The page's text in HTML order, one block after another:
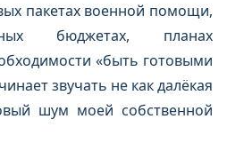
пакетах военной помощи,
бюджетах, планах
«быть готовыми
звучать не как далёкая
шум моей собственной